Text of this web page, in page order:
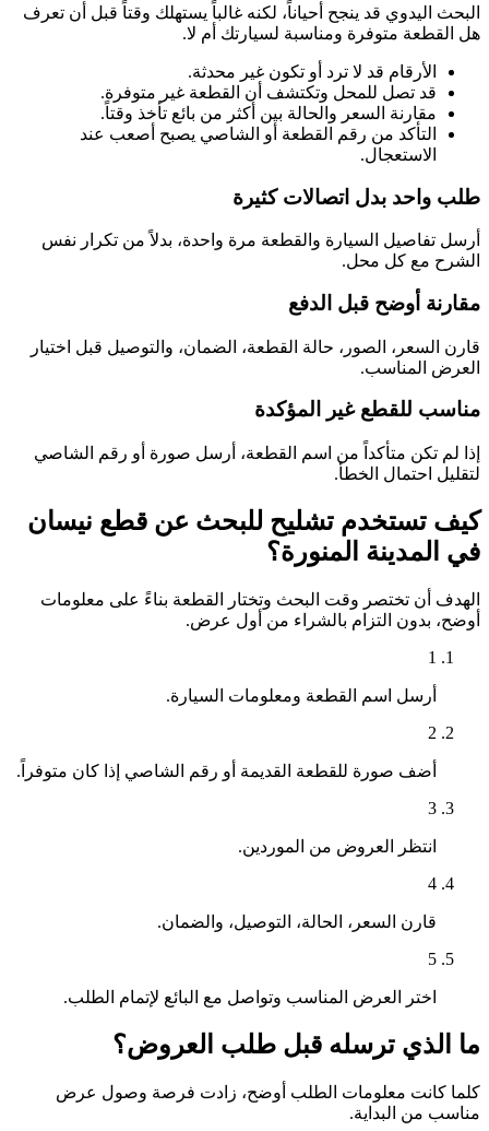
البحث اليدوي قد ينجح أحياناً، لكنه غالباً يستهلك وقتاً قبل أن تعرف
هل القطعة متوفرة ومناسبة لسيارتك أم لا.
الأرقام قد لا ترد أو تكون غير محدثة.
قد تصل للمحل وتكتشف أن القطعة غير متوفرة.
مقارنة السعر والحالة بين أكثر من بائع تأخذ وقتاً.
التأكد من رقم القطعة أو الشاصي يصبح أصعب عند
الاستعجال.
طلب واحد بدل اتصالات كثيرة
أرسل تفاصيل السيارة والقطعة مرة واحدة، بدلاً من تكرار نفس
الشرح مع كل محل.
مقارنة أوضح قبل الدفع
قارن السعر، الصور، حالة القطعة، الضمان، والتوصيل قبل اختيار
العرض المناسب.
مناسب للقطع غير المؤكدة
إذا لم تكن متأكداً من اسم القطعة، أرسل صورة أو رقم الشاصي
لتقليل احتمال الخطأ.
كيف تستخدم تشليح للبحث عن قطع نيسان
في المدينة المنورة؟
الهدف أن تختصر وقت البحث وتختار القطعة بناءً على معلومات
أوضح، بدون التزام بالشراء من أول عرض.
1
أرسل اسم القطعة ومعلومات السيارة.
2
أضف صورة للقطعة القديمة أو رقم الشاصي إذا كان متوفراً.
3
انتظر العروض من الموردين.
4
قارن السعر، الحالة، التوصيل، والضمان.
5
اختر العرض المناسب وتواصل مع البائع لإتمام الطلب.
ما الذي ترسله قبل طلب العروض؟
كلما كانت معلومات الطلب أوضح، زادت فرصة وصول عرض
مناسب من البداية.